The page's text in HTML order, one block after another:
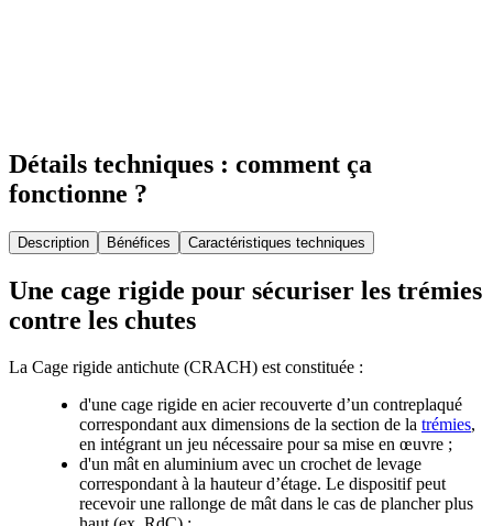
Détails techniques : comment ça
fonctionne ?
Description Bénéfices Caractéristiques techniques
Une cage rigide pour sécuriser les trémies
contre les chutes
La Cage rigide antichute (CRACH) est constituée :
d'une cage rigide en acier recouverte d’un contreplaqué
correspondant aux dimensions de la section de la trémies,
en intégrant un jeu nécessaire pour sa mise en œuvre ;
d'un mât en aluminium avec un crochet de levage
correspondant à la hauteur d’étage. Le dispositif peut
recevoir une rallonge de mât dans le cas de plancher plus